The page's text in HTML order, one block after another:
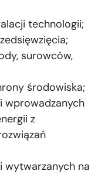
technologii;
surowców,
środowiska;
wprowadzanych
z
wytwarzanych na